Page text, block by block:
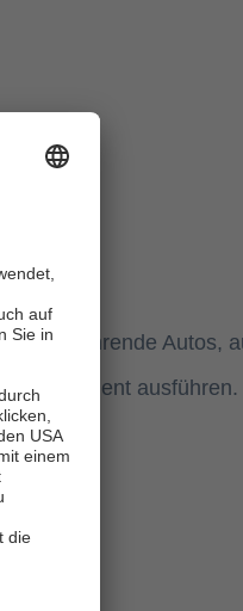
Autos,
und effizient